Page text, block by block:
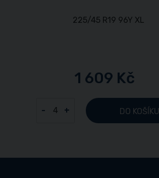
1 609 Kč
- + DO KOŠÍKU